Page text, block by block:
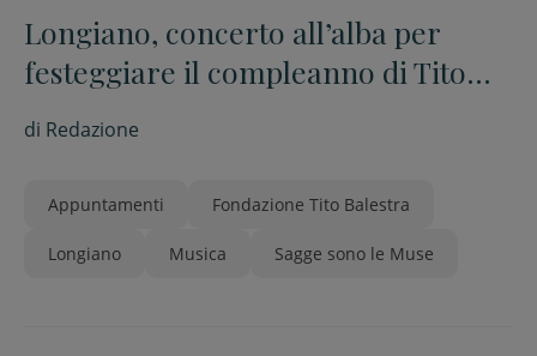
Longiano, concerto all’alba per
festeggiare il compleanno di Tito
Balestra
di Redazione
Appuntamenti Fondazione Tito Balestra
Longiano Musica Sagge sono le Muse